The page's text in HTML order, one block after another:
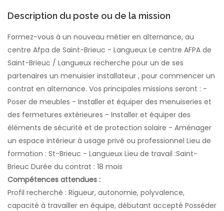
Description du poste ou de la mission
Formez-vous à un nouveau métier en alternance, au
centre Afpa de Saint-Brieuc - Langueux Le centre AFPA de
Saint-Brieuc / Langueux recherche pour un de ses
partenaires un menuisier installateur , pour commencer un
contrat en alternance. Vos principales missions seront : -
Poser de meubles - Installer et équiper des menuiseries et
des fermetures extérieures - Installer et équiper des
éléments de sécurité et de protection solaire - Aménager
un espace intérieur à usage privé ou professionnel Lieu de
formation : St-Brieuc - Langueux Lieu de travail :Saint-
Brieuc Durée du contrat : 18 mois
Compétences attendues :
Profil recherché : Rigueur, autonomie, polyvalence,
capacité à travailler en équipe, débutant accepté Posséder